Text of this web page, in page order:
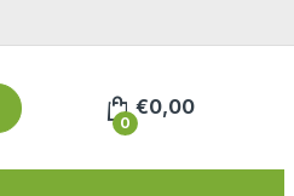
0
€0,00